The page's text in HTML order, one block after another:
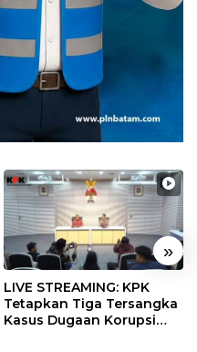
»
LIVE STREAMING: KPK
Tetapkan Tiga Tersangka
Kasus Dugaan Korupsi